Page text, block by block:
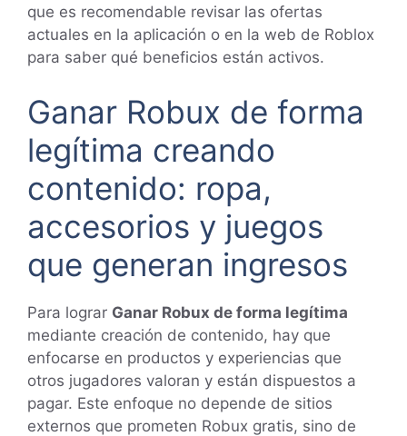
que es recomendable revisar las ofertas
actuales en la aplicación o en la web de Roblox
para saber qué beneficios están activos.
Ganar Robux de forma
legítima creando
contenido: ropa,
accesorios y juegos
que generan ingresos
Para lograr Ganar Robux de forma legítima
mediante creación de contenido, hay que
enfocarse en productos y experiencias que
otros jugadores valoran y están dispuestos a
pagar. Este enfoque no depende de sitios
externos que prometen Robux gratis, sino de